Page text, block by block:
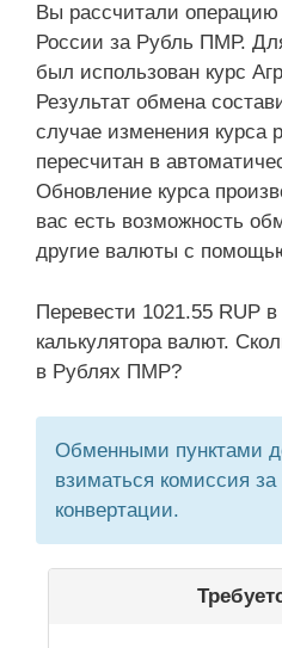
Вы рассчитали операцию
России за Рубль ПМР.
был использован курс
Результат обмена
случае изменения курса
пересчитан в
Обновление курса
вас есть возможность
другие валюты с
Перевести 1021.55 RUP
калькулятора валют.
в Рублях ПМР?
Обменными пунктами
взиматься комиссия
конвертации.